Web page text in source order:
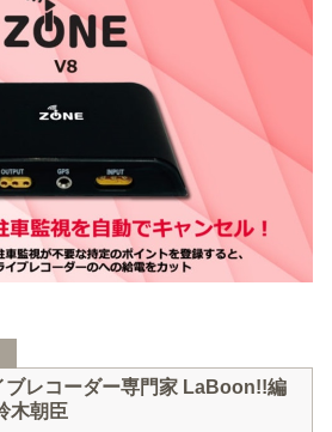
ブレコーダー専門家 LaBoon!!編
木朝臣